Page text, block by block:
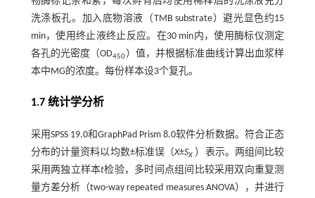
洗涤板孔。加入底物溶液（TMB substrate）避光显色约15
min，使用终止液终止反应。在30 min内，使用酶标仪测定
各孔的光密度（OD450）值，并根据标准曲线计算出血浆样
本中MG的浓度。每份样本设3个复孔。
1.7 统计学分析
采用SPSS 19.0和GraphPad Prism 8.0软件分析数据。符合正态
分布的计量资料以均数±标准误（X±SX ）表示。两组间比较
采用两独立样本t检验，多时间点组间比较采用双向重复测
量方差分析（two-way repeated measures ANOVA），并进行